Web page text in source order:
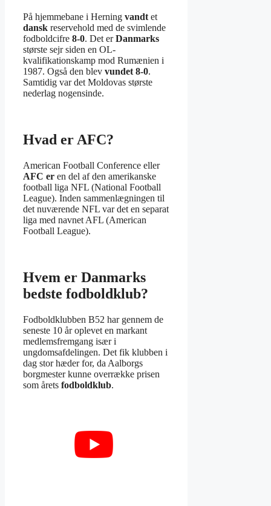
På hjemmebane i Herning vandt et
dansk reservehold med de svimlende
fodboldcifre 8-0. Det erDanmarks
største sejr siden en OL-
kvalifikationskamp mod Rumænien i
1987. Også den blev vundet 8-0.
Samtidig var det Moldovas største
nederlag nogensinde.
Hvad er AFC?
American Football Conference eller
AFC er en del af den amerikanske
football liga NFL (National Football
League). Inden sammenlægningen til
det nuværende NFL var det en separat
liga med navnet AFL (American
Football League).
Hvem er Danmarks
bedste fodboldklub?
Fodboldklubben B52 har gennem de
seneste 10 år oplevet en markant
medlemsfremgang især i
ungdomsafdelingen. Det fik klubben i
dag stor hæder for, da Aalborgs
borgmester kunne overrække prisen
som årets fodboldklub.